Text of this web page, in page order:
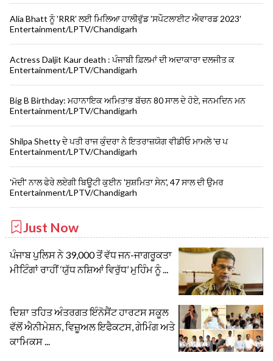
Alia Bhatt ਨੂੰ 'RRR' ਲਈ ਮਿਲਿਆ ਹਾਲੀਵੁੱਡ 'ਸਪੌਟਲਾਈਟ ਐਵਾਰਡ 2023'
Entertainment/LPTV/Chandigarh
Actress Daljit Kaur death : ਪੰਜਾਬੀ ਫ਼ਿਲਮਾਂ ਦੀ ਅਦਾਕਾਰਾ ਦਲਜੀਤ ਕ
Entertainment/LPTV/Chandigarh
Big B Birthday: ਮਹਾਨਾਇਕ ਅਮਿਤਾਭ ਬੱਚਨ 80 ਸਾਲ ਦੇ ਹੋਏ, ਜਨਮਦਿਨ ਮਨ
Entertainment/LPTV/Chandigarh
Shilpa Shetty ਦੇ ਪਤੀ ਰਾਜ ਕੁੰਦਰਾ ਨੇ ਇਤਰਾਜ਼ਯੋਗ ਵੀਡੀਓ ਮਾਮਲੇ 'ਚ ਪ
Entertainment/LPTV/Chandigarh
'ਮੋਦੀ' ਨਾਲ ਫੇਰੇ ਲਏਗੀ ਬਿਊਟੀ ਕੁਈਨ 'ਸੁਸ਼ਮਿਤਾ ਸੇਨ', 47 ਸਾਲ ਦੀ ਉਮਰ
Entertainment/LPTV/Chandigarh
Just Now
ਪੰਜਾਬ ਪੁਲਿਸ ਨੇ 39,000 ਤੋਂ ਵੱਧ ਜਨ-ਜਾਗਰੂਕਤਾ
ਮੀਟਿੰਗਾਂ ਰਾਹੀਂ ‘ਯੁੱਧ ਨਸ਼ਿਆਂ ਵਿਰੁੱਧ’ ਮੁਹਿੰਮ ਨੂੰ ...
ਦਿਸ਼ਾ ਤਹਿਤ ਅੰਤਰਗਤ ਇੰਨੋਸੈਂਟ ਹਾਰਟਸ ਸਕੂਲ
ਵੱਲੋਂ ਐਨੀਮੇਸ਼ਨ, ਵਿਜ਼ੂਅਲ ਇਫੈਕਟਸ, ਗੇਮਿੰਗ ਅਤੇ
ਕਾਮਿਕਸ ...